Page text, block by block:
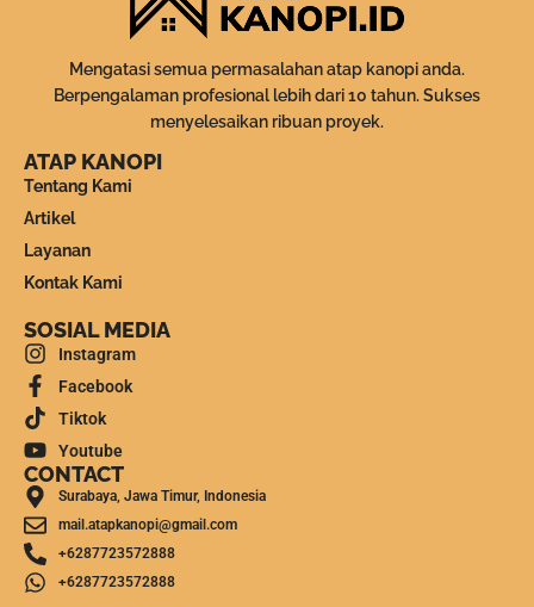
Mengatasi semua permasalahan atap kanopi anda.
Berpengalaman profesional lebih dari 10 tahun. Sukses
menyelesaikan ribuan proyek.
ATAP KANOPI
Tentang Kami
Artikel
Layanan
Kontak Kami
SOSIAL MEDIA
Instagram
Facebook
Tiktok
Youtube
CONTACT
Surabaya, Jawa Timur, Indonesia
mail.atapkanopi@gmail.com
+6287723572888
+6287723572888